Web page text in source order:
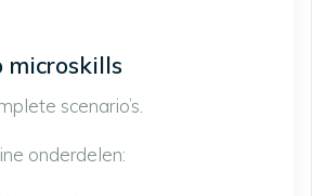
microskills
scenario’s.
onderdelen: